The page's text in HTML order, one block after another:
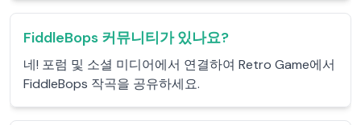
FiddleBops 커뮤니티가 있나요?
네! 포럼 및 소셜 미디어에서 연결하여 Retro Game에서
FiddleBops 작곡을 공유하세요.